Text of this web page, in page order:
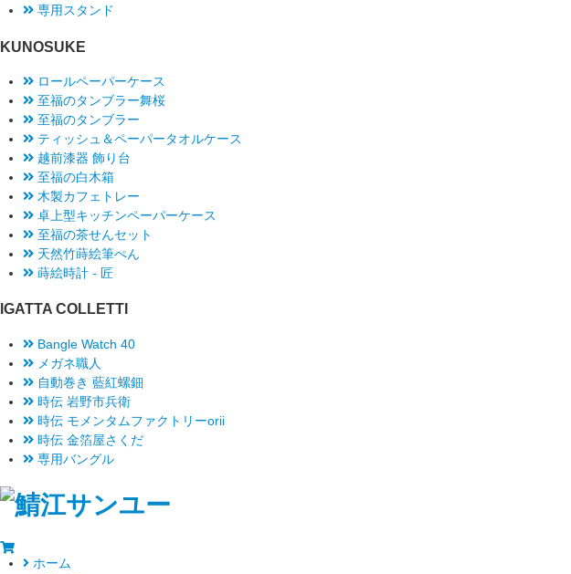
専用スタンド
KUNOSUKE
ロールペーパーケース
至福のタンブラー舞桜
至福のタンブラー
ティッシュ＆ペーパータオルケース
越前漆器 飾り台
至福の白木箱
木製カフェトレー
卓上型キッチンペーパーケース
至福の茶せんセット
天然竹蒔絵筆ぺん
蒔絵時計 - 匠
IGATTA COLLETTI
Bangle Watch 40
メガネ職人
自動巻き 藍紅螺鈿
時伝 岩野市兵衛
時伝 モメンタムファクトリーorii
時伝 金箔屋さくだ
専用バングル
ホーム